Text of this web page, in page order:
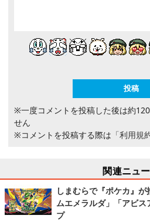
※一度コメントを投稿した後は約
せん
※コメントを投稿する際は 「利用規
関連ニュ
しまむらで『ポケカ』
ムエメラルダ」「アビ
プ